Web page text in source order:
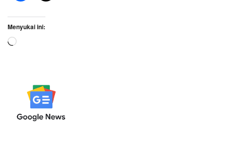
Menyukai ini:
Memuat...